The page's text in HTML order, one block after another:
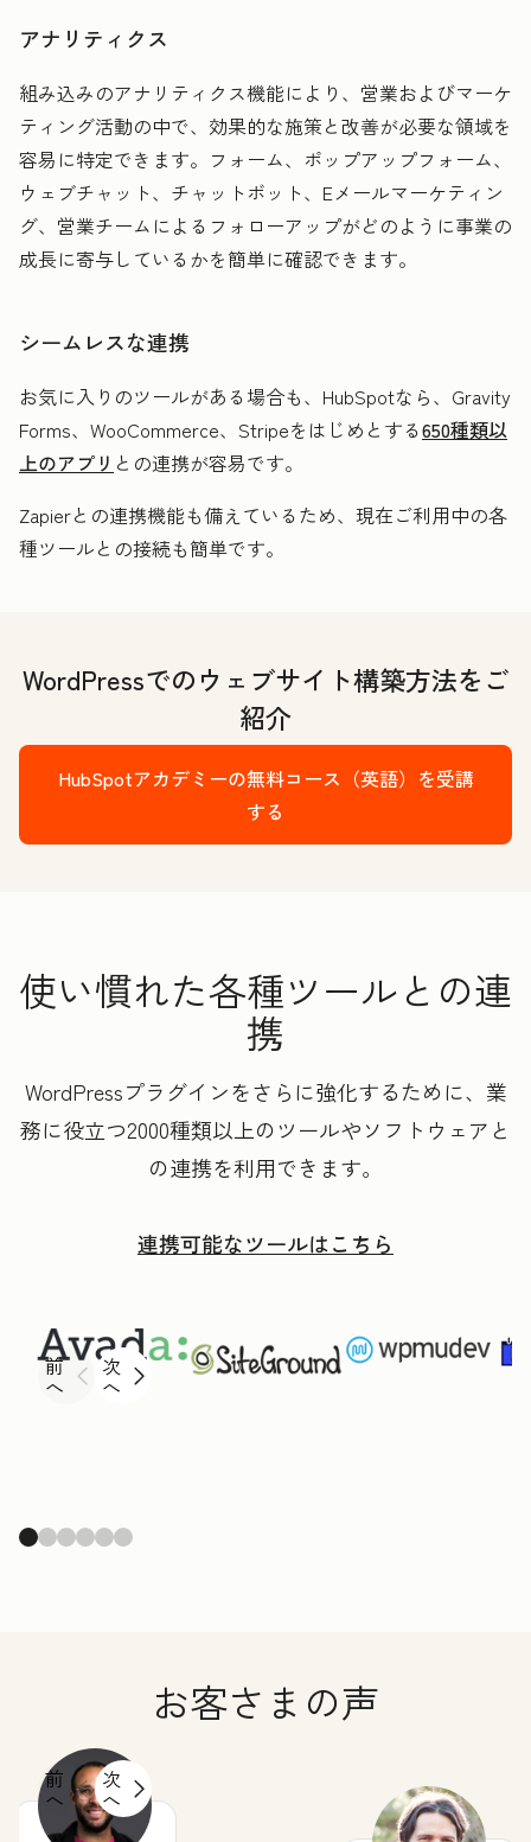
アナリティクス
組み込みのアナリティクス機能により、営業およびマーケ
ティング活動の中で、効果的な施策と改善が必要な領域を
容易に特定できます。フォーム、ポップアップフォーム、
ウェブチャット、チャットボット、Eメールマーケティン
グ、営業チームによるフォローアップがどのように事業の
成長に寄与しているかを簡単に確認できます。
シームレスな連携
お気に入りのツールがある場合も、HubSpotなら、Gravity
Forms、WooCommerce、Stripeをはじめとする650種類以
上のアプリ との連携が容易です。
Zapierとの連携機能も備えているため、現在ご利用中の各
種ツールとの接続も簡単です。
WordPressでのウェブサイト構築方法をご
紹介
HubSpotアカデミーの無料コース（英語）を受講
する
使い慣れた各種ツールとの連
携
WordPressプラグインをさらに強化するために、業
務に役立つ2000種類以上のツールやソフトウェアと
の連携を利用できます。
連携可能なツールはこちら
前
へ
次
へ
お客さまの声
前
へ
次
へ